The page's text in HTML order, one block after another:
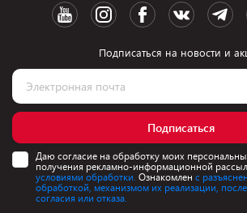
Подписаться на новости и
Подписаться
Даю согласие на обработку моих
получения рекламно-информационной
условиями обработки. Ознакомлен с
обработкой, механизмом их реализации,
согласия или отказа.